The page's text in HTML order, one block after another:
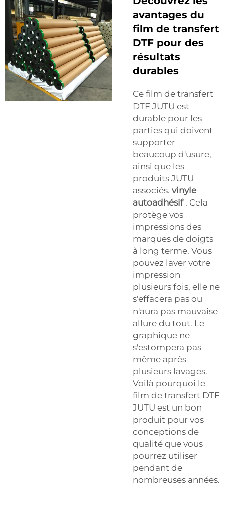
avantages du
film de transfert
DTF pour des
résultats
durables
Ce film de transfert
DTF JUTU est
durable pour les
parties qui doivent
supporter
beaucoup d'usure,
ainsi que les
produits JUTU
associés. vinyle
autoadhésif . Cela
protège vos
impressions des
marques de doigts
à long terme. Vous
pouvez laver votre
impression
plusieurs fois, elle ne
s'effacera pas ou
n'aura pas mauvaise
allure du tout. Le
graphique ne
s'estompera pas
même après
plusieurs lavages.
Voilà pourquoi le
film de transfert DTF
JUTU est un bon
produit pour vos
conceptions de
qualité que vous
pourrez utiliser
pendant de
nombreuses années.